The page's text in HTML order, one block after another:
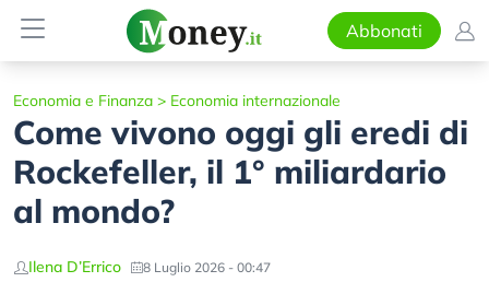
Abbonati
Economia e Finanza > Economia internazionale
Come vivono oggi gli eredi di
Rockefeller, il 1° miliardario
al mondo?
Ilena D’Errico 8 Luglio 2026 - 00:47